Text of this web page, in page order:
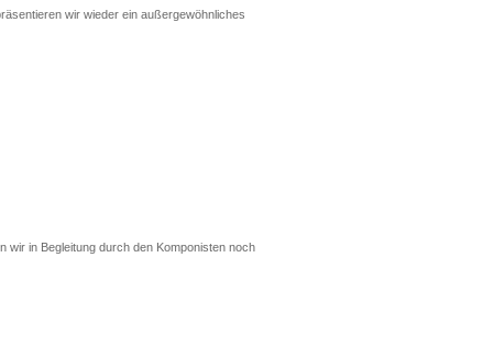
wir wieder ein außergewöhnliches
wir in Begleitung durch den Komponisten noch